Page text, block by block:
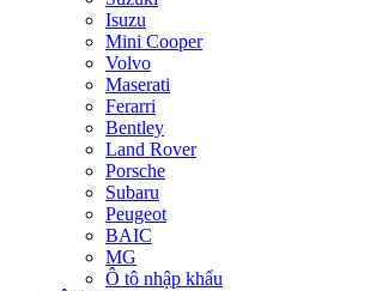
Isuzu
Mini Cooper
Volvo
Maserati
Ferarri
Bentley
Land Rover
Porsche
Subaru
Peugeot
BAIC
MG
Ô tô nhập khẩu